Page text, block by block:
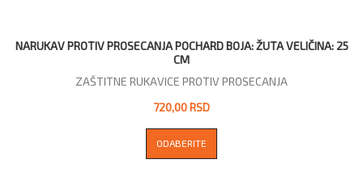
NARUKAV PROTIV PROSECANJA POCHARD BOJA: ŽUTA VELIČINA: 25
CM
ZAŠTITNE RUKAVICE PROTIV PROSECANJA
720,00 RSD
ODABERITE